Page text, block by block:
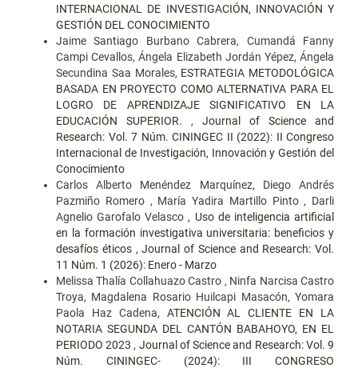
INTERNACIONAL DE INVESTIGACIÓN, INNOVACIÓN Y
GESTIÓN DEL CONOCIMIENTO
Jaime Santiago Burbano Cabrera, Cumandá Fanny
Campi Cevallos, Ángela Elizabeth Jordán Yépez, Ángela
Secundina Saa Morales, ESTRATEGIA METODOLÓGICA
BASADA EN PROYECTO COMO ALTERNATIVA PARA EL
LOGRO DE APRENDIZAJE SIGNIFICATIVO EN LA
EDUCACIÓN SUPERIOR. , Journal of Science and
Research: Vol. 7 Núm. CININGEC II (2022): II Congreso
Internacional de Investigación, Innovación y Gestión del
Conocimiento
Carlos Alberto Menéndez Marquínez, Diego Andrés
Pazmiño Romero , María Yadira Martillo Pinto , Darli
Agnelio Garofalo Velasco , Uso de inteligencia artificial
en la formación investigativa universitaria: beneficios y
desafíos éticos ,Journal of Science and Research: Vol.
11 Núm. 1 (2026): Enero - Marzo
Melissa Thalía Collahuazo Castro , Ninfa Narcisa Castro
Troya, Magdalena Rosario Huilcapi Masacón, Yomara
Paola Haz Cadena, ATENCIÓN AL CLIENTE EN LA
NOTARIA SEGUNDA DEL CANTÓN BABAHOYO, EN EL
PERIODO 2023 , Journal of Science and Research: Vol. 9
Núm. CININGEC- (2024): III CONGRESO